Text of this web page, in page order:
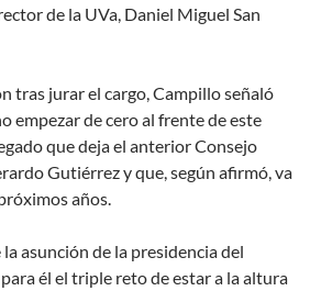
de la UVa, Daniel Miguel San
tras jurar el cargo, Campillo señaló
empezar de cero al frente de este
que deja el anterior Consejo
Gutiérrez y que, según afirmó, va
años.
asunción de la presidencia del
él el triple reto de estar a la altura